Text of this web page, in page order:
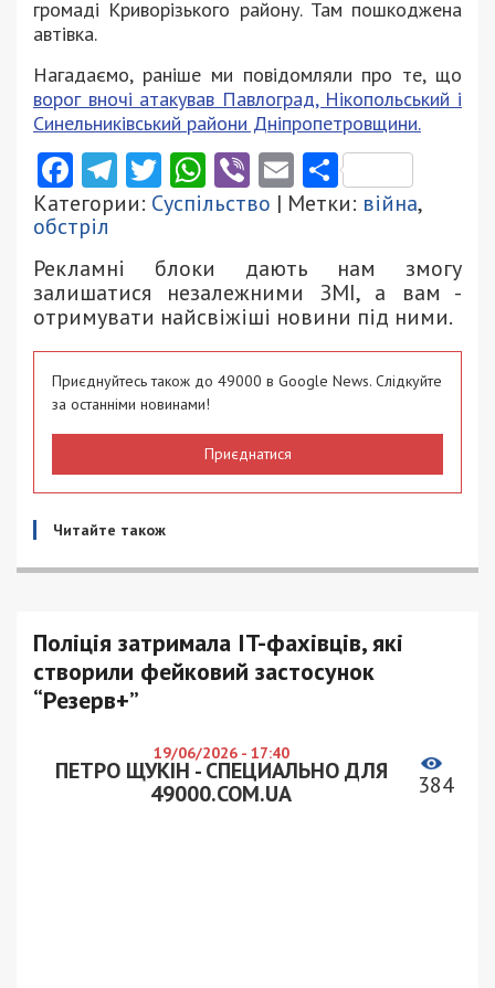
громаді Криворізького району. Там пошкоджена
автівка.
Нагадаємо, раніше ми повідомляли про те, що
ворог вночі атакував Павлоград, Нікопольський і
Синельниківський райони Дніпропетровщини.
Facebook
Telegram
Twitter
WhatsApp
ViberEmail
Категории: Суспільство | Метки: війна,
обстріл
Рекламні блоки дають нам змогу
залишатися незалежними ЗМІ, а вам -
отримувати найсвіжіші новини під ними.
Приєднуйтесь також до 49000 в Google News. Слідкуйте
за останніми новинами!
Приєднатися
Читайте також
Поліція затримала IT-фахівців, які
створили фейковий застосунок
“Резерв+”
19/06/2026 - 17:40
ПЕТРО ЩУКІН - СПЕЦИАЛЬНО ДЛЯ
49000.COM.UA
384